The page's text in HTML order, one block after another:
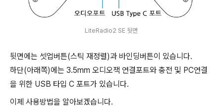
LiteRadio2 SE 뒷면
뒷면에는 셋업버튼(스틱 재정렬)과 바인딩버튼이 있습니다.
하단(아래쪽)에는 3.5mm 오디오잭 연결포트와 충전 및 PC연결
을 위한 USB 타입 C 포트가 있습니다.
이제 사용방법을 알아보겠습니다.